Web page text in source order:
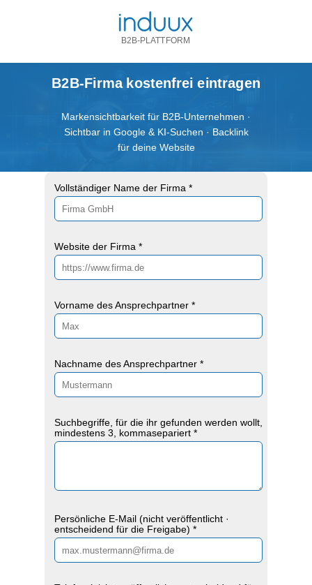
B2B-Firma kostenfrei eintragen
B2B-PLATTFORM
Vollständiger Name der Firma *
Website der Firma *
Vorname des Ansprechpartner *
Nachname des Ansprechpartner *
Suchbegriffe, für die ihr gefunden werden wollt,
mindestens 3, kommasepariert *
Persönliche E-Mail (nicht veröffentlicht ·
entscheidend für die Freigabe) *
Markensichtbarkeit für B2B-Unternehmen ·
Sichtbar in Google & KI-Suchen · Backlink
für deine Website